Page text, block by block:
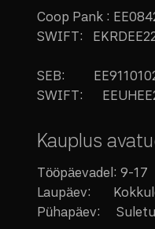
Coop Pank :
SWIFT:
SEB:
SWIFT:
Kauplus
Tööpäevadel: 9-17
Laupäev:
Pühapäev: